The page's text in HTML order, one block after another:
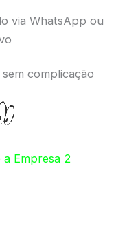
via WhatsApp ou
complicação
a Empresa 2